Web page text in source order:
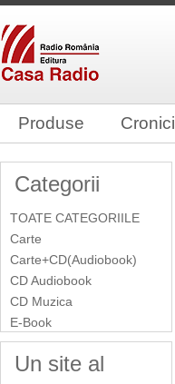
Produse Cronici
Categorii
TOATE CATEGORIILE
Carte
Carte+CD(Audiobook)
CD Audiobook
CD Muzica
E-Book
Un site al